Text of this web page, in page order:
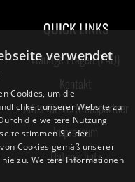
QUICK LINKS
Häufige Fragen (FAQ)
Kontakt
Infos für Vertriebspartner
Impressum
Datenschutz
verwendet
Cookies, um die
unserer Website zu
die weitere Nutzung
stimmen Sie der
Cookies gemäß unserer
zu. Weitere Informationen